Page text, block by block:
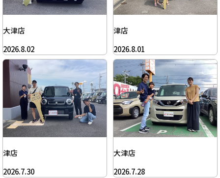
大津店
2026.8.02
津店
2026.8.01
津店
2026.7.30
大津店
2026.7.28